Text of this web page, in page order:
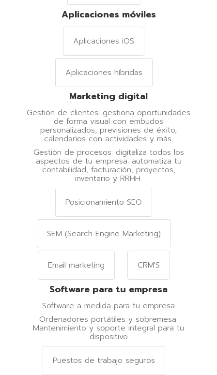
Aplicaciones móviles
Aplicaciones iOS
Aplicaciones híbridas
Marketing digital
Gestión de clientes: gestiona oportunidades
de forma visual con embudos
personalizados, previsiones de éxito,
calendarios con actividades y más.
Gestión de procesos: digitaliza todos los
aspectos de tu empresa: automatiza tu
contabilidad, facturación, proyectos,
inventario y RRHH.
Posicionamiento SEO
SEM (Search Engine Marketing)
Email marketing CRM'S
Software para tu empresa
Software a medida para tu empresa
Ordenadores portátiles y sobremesa.
Mantenimiento y soporte integral para tu
dispositivo
Puestos de trabajo seguros